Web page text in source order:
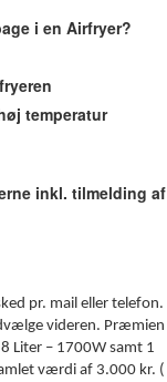
i en Airfryer?
temperatur
inkl. tilmelding af
pr. mail eller telefon.
videren. Præmien
Liter – 1700W samt 1
værdi af 3.000 kr. (